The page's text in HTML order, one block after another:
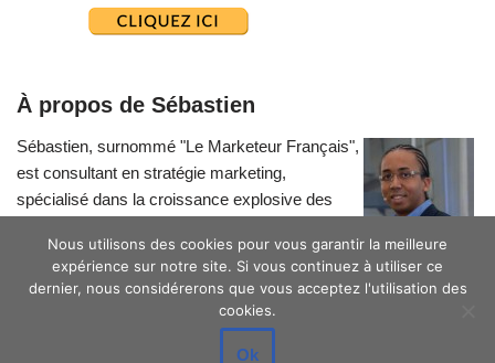
À propos de Sébastien
Sébastien, surnommé "Le Marketeur Français",
est consultant en stratégie marketing,
spécialisé dans la croissance explosive des
Nous utilisons des cookies pour vous garantir la meilleure
expérience sur notre site. Si vous continuez à utiliser ce
dernier, nous considérerons que vous acceptez l'utilisation des
cookies.
Ok